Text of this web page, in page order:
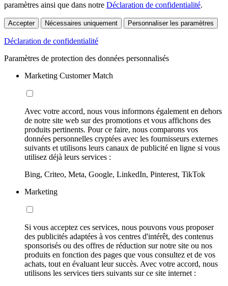
paramètres ainsi que dans notre Déclaration de confidentialité.
Accepter Nécessaires uniquement Personnaliser les paramètres
Déclaration de confidentialité
Paramètres de protection des données personnalisés
Marketing Customer Match
Avec votre accord, nous vous informons également en dehors
de notre site web sur des promotions et vous affichons des
produits pertinents. Pour ce faire, nous comparons vos
données personnelles cryptées avec les fournisseurs externes
suivants et utilisons leurs canaux de publicité en ligne si vous
utilisez déjà leurs services :
Bing, Criteo, Meta, Google, LinkedIn, Pinterest, TikTok
Marketing
Si vous acceptez ces services, nous pouvons vous proposer
des publicités adaptées à vos centres d'intérêt, des contenus
sponsorisés ou des offres de réduction sur notre site ou nos
produits en fonction des pages que vous consultez et de vos
achats, tout en évaluant leur succès. Avec votre accord, nous
utilisons les services tiers suivants sur ce site internet :